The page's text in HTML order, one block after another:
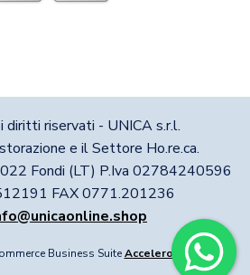
riservati - UNICA s.r.l.
e il Settore Ho.re.ca.
Fondi (LT) P.Iva 02784240596
FAX 0771.201236
Business SuiteAccelero v1.1.1